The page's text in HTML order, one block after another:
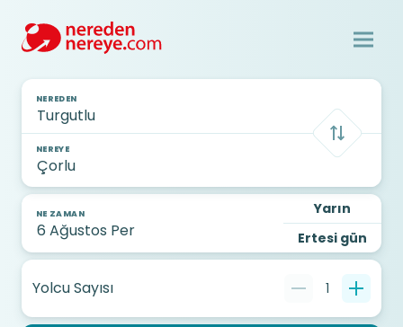
NEREDEN
NEREYE
NE ZAMAN
Yarın
Ertesi gün
Yolcu Sayısı 1